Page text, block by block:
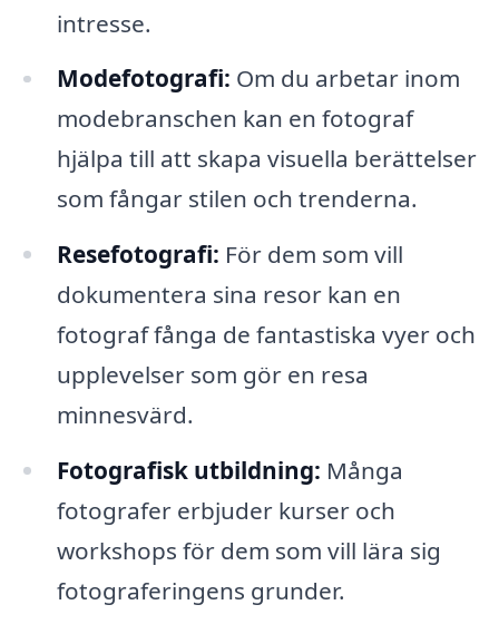
intresse.
Modefotografi: Om du arbetar inom
modebranschen kan en fotograf
hjälpa till att skapa visuella berättelser
som fångar stilen och trenderna.
Resefotografi: För dem som vill
dokumentera sina resor kan en
fotograf fånga de fantastiska vyer och
upplevelser som gör en resa
minnesvärd.
Fotografisk utbildning: Många
fotografer erbjuder kurser och
workshops för dem som vill lära sig
fotograferingens grunder.